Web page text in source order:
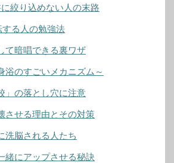
絞り込めない人の末路
る人の勉強法
て暗唱できる裏ワザ
浴のすごいメカニズム～
」の落とし穴に注意
させる理由とその対策
洗脳される人たち
緒にアップさせる秘訣